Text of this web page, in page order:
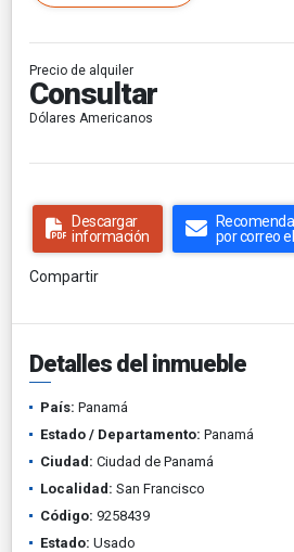
Precio de alquiler
Consultar
Dólares Americanos
Descargar
información
por correo
Compartir
Detalles del inmueble
País: Panamá
Estado / Departamento: Panamá
Ciudad: Ciudad de Panamá
Localidad: San Francisco
Código: 9258439
Estado: Usado